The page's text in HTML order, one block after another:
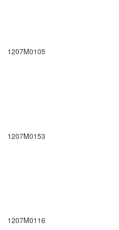
1207M0105
1207M0153
1207M0116